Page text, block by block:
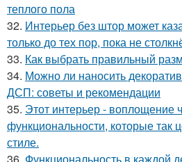
теплого пола
32. Интерьер без штор может
только до тех пор, пока не
33. Как выбрать правильный
34. Можно ли наносить
ДСП: советы и рекомендации
35. Этот интерьер - воплощение
функциональности, которые так
стиле.
36. Функциональность в каждой